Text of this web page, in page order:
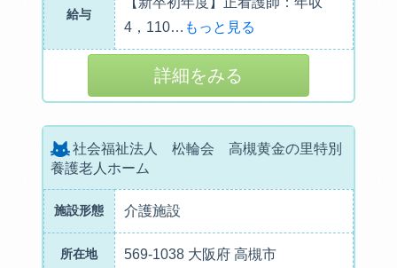
給与
4，110… もっと見る
詳細をみる
社会福祉法人 松輪会 高槻黄金の里特別
養護老人ホーム
施設形態 介護施設
所在地 569-1038 大阪府 高槻市